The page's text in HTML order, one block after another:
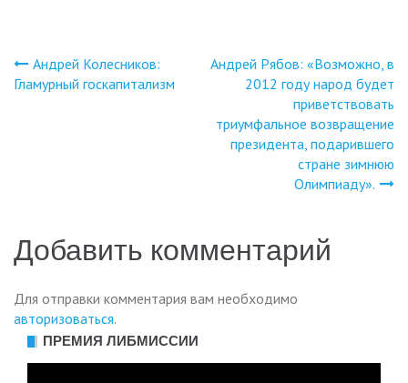
Навигация
Андрей Колесников:
Гламурный госкапитализм
Андрей Рябов: «Возможно, в
2012 году народ будет
приветствовать
триумфальное возвращение
президента, подарившего
стране зимнюю
Олимпиаду».
Добавить комментарий
Для отправки комментария вам необходимо
авторизоваться.
ПРЕМИЯ ЛИБМИССИИ